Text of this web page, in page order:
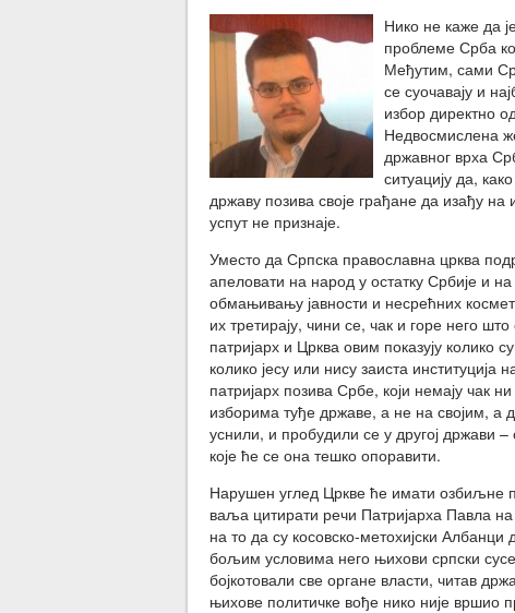
Нико не каже да
проблеме Срба
Међутим, сами
се суочавају и
избор директно
Недвосмислена
државног врха
ситуацију да,
државу позива своје грађане да изађу на
успут не признаје.
Уместо да Српска православна црква
апеловати на народ у остатку Србије и
обмањивању јавности и несрећних
их третирају, чини се, чак и горе него
патријарх и Црква овим показују колико
колико јесу или нису заиста институција
патријарх позива Србе, који немају чак
изборима туђе државе, а не на својим, а
уснили, и пробудили се у другој
које ће се она тешко опоравити.
Нарушен углед Цркве ће имати озбиљне
ваља цитирати речи Патријарха Павла
на то да су косовско-метохијски
бољим условима него њихови српски
бојкотовали све органе власти, читав
њихове политичке вође нико није